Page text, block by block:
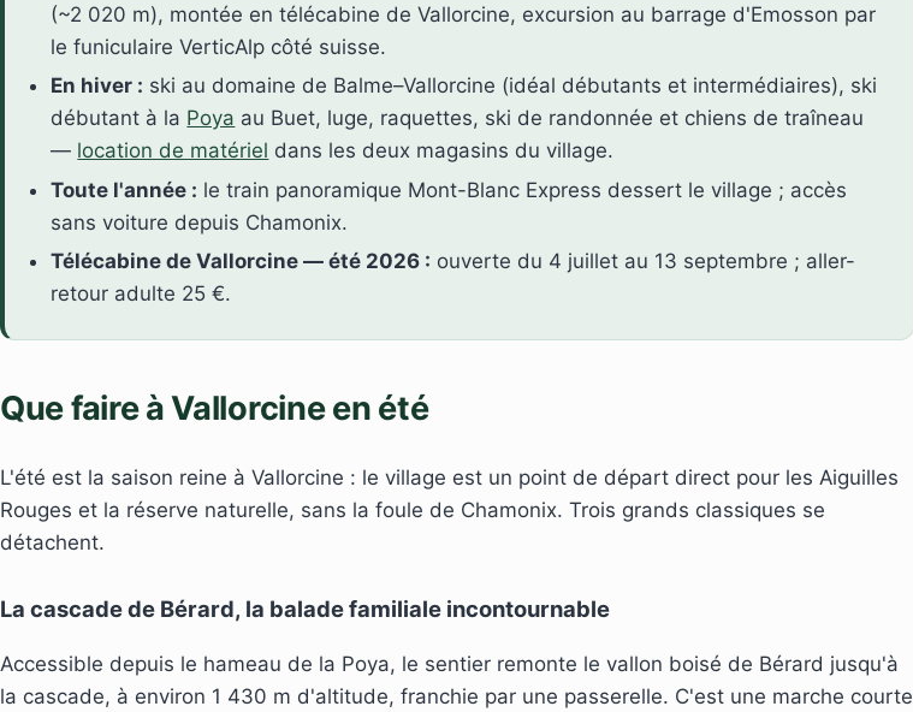
(~2 020 m), montée en télécabine de Vallorcine, excursion au barrage d'Emosson par
le funiculaire VerticAlp côté suisse.
En hiver : ski au domaine de Balme–Vallorcine (idéal débutants et intermédiaires), ski
débutant à la Poya au Buet, luge, raquettes, ski de randonnée et chiens de traîneau
— location de matériel dans les deux magasins du village.
Toute l'année : le train panoramique Mont-Blanc Express dessert le village ; accès
sans voiture depuis Chamonix.
Télécabine de Vallorcine — été 2026 : ouverte du 4 juillet au 13 septembre ; aller-
retour adulte 25 €.
Que faire à Vallorcine en été
L'été est la saison reine à Vallorcine : le village est un point de départ direct pour les Aiguilles
Rouges et la réserve naturelle, sans la foule de Chamonix. Trois grands classiques se
détachent.
La cascade de Bérard, la balade familiale incontournable
Accessible depuis le hameau de la Poya, le sentier remonte le vallon boisé de Bérard jusqu'à
la cascade, à environ 1 430 m d'altitude, franchie par une passerelle. C'est une marche courte